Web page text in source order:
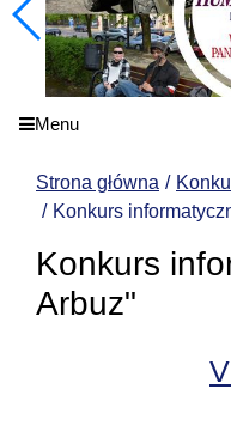
Menu
Strona główna
Konkurs
Konkurs
Arbuz"